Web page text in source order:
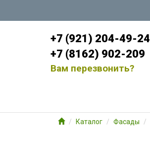
+7 (921) 204-49-24
+7 (8162) 902-209
Вам перезвонить?
Каталог Фасады